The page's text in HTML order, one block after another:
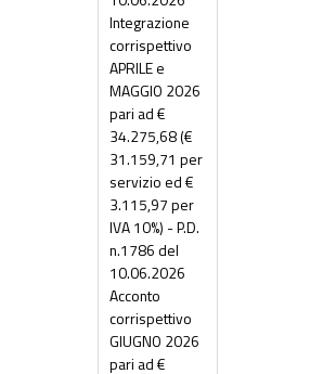
Integrazione
corrispettivo
APRILE e
MAGGIO 2026
pari ad €
34.275,68 (€
31.159,71 per
servizio ed €
3.115,97 per
IVA 10%) - P.D.
n.1786 del
10.06.2026
Acconto
corrispettivo
GIUGNO 2026
pari ad €